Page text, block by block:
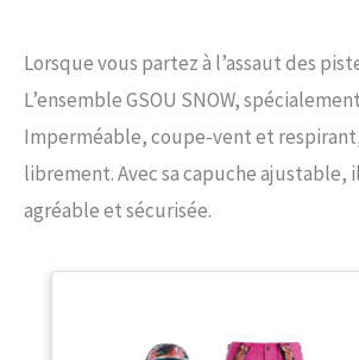
Lorsque vous partez à l’assaut des
L’ensemble GSOU SNOW,
Imperméable, coupe-vent et
librement. Avec sa capuche
agréable et sécurisée.